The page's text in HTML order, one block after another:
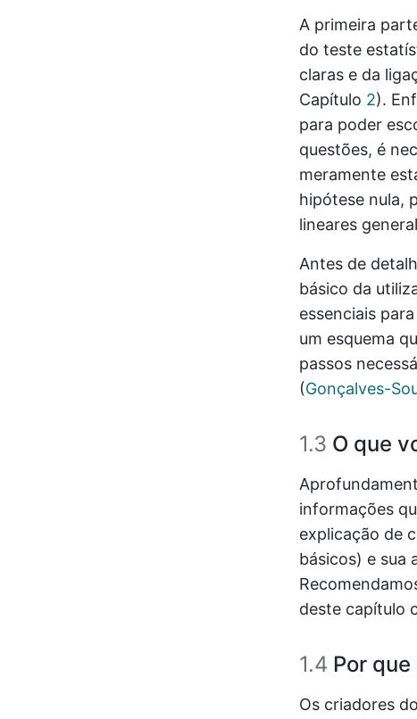
A primeira
do teste
claras e da
Capítulo 2).
para poder
questões, é
meramente
hipótese nula,
lineares
Antes de
básico da
essenciais
um esquema
passos
(Gonçalves-
1.3 O que
informações
explicação de
básicos) e sua
deste capítulo
1.4 Por que
Os criadores